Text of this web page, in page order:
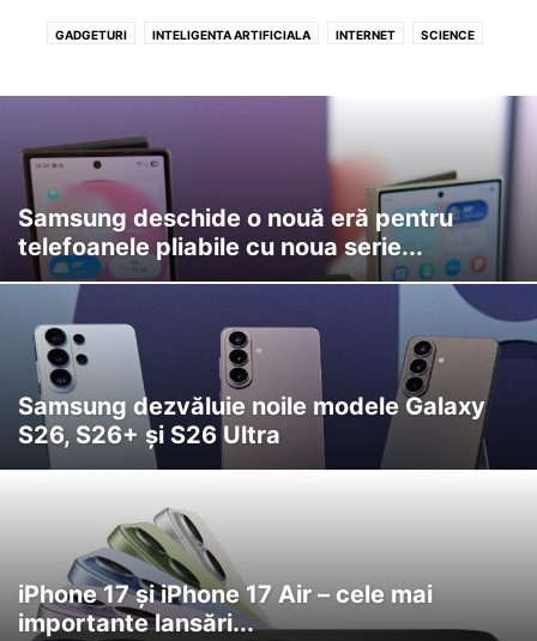
GADGETURI INTELIGENTA ARTIFICIALA INTERNET SCIENCE
Samsung deschide o nouă eră pentru
telefoanele pliabile cu noua serie...
Samsung dezvăluie noile modele Galaxy
S26, S26+ și S26 Ultra
iPhone 17 și iPhone 17 Air – cele mai
importante lansări...